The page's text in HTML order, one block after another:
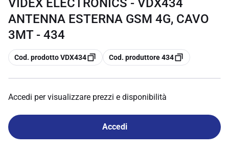
VIDEX ELECTRONICS - VDX434
ANTENNA ESTERNA GSM 4G, CAVO
3MT - 434
copia
Cod. prodotto VDX434 copia
Cod. produttore 434
Accedi per visualizzare prezzi e disponibilità
Accedi